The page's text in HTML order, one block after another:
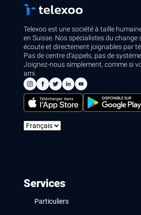
Telexoo est une société à taille
en Suisse. Nos spécialistes du change
écoute et directement joignables par
Pas de centre d’appels, pas de
Joignez-nous simplement, comme si
ami.
Services
Particuliers